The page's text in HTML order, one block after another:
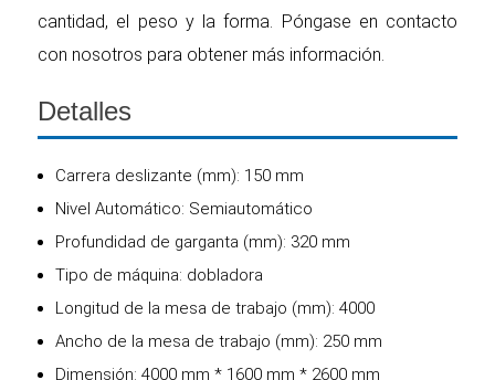
cantidad, el peso y la forma. Póngase en contacto
con nosotros para obtener más información.
Detalles
Carrera deslizante (mm): 150 mm
Nivel Automático: Semiautomático
Profundidad de garganta (mm): 320 mm
Tipo de máquina: dobladora
Longitud de la mesa de trabajo (mm): 4000
Ancho de la mesa de trabajo (mm): 250 mm
Dimensión: 4000 mm * 1600 mm * 2600 mm